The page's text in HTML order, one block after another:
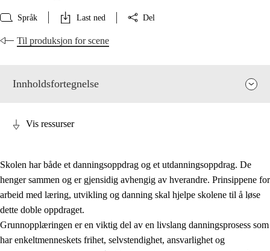
Språk Last ned Del
Til produksjon for scene
Innholdsfortegnelse
Vis ressurser
Skolen har både et danningsoppdrag og et utdanningsoppdrag. De
henger sammen og er gjensidig avhengig av hverandre. Prinsippene for
arbeid med læring, utvikling og danning skal hjelpe skolene til å løse
dette doble oppdraget.
Grunnopplæringen er en viktig del av en livslang danningsprosess som
har enkeltmenneskets frihet, selvstendighet, ansvarlighet og